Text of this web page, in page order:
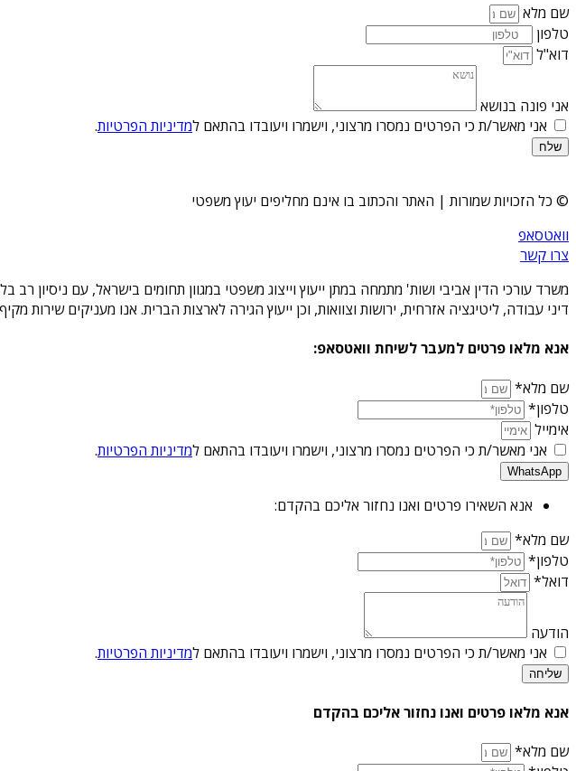
שם מלא
טלפון
דוא"ל
אני פונה בנושא
אני מאשר/ת כי הפרטים נמסרו מרצוני, וישמרו ויעובדו בהתאם למדיניות הפרטיות.
שלח
© כל הזכויות שמורות | האתר והכתוב בו אינם מחליפים יעוץ משפטי
וואטסאפ
צרו קשר
משרד עורכי הדין אביבי ושות' מתמחה במתן ייעוץ וייצוג משפטי במגוון תחומים בישראל, עם ניסיון
דיני עבודה, ליטיגציה אזרחית, ירושות וצוואות, וכן ייעוץ הגירה לארצות הברית. אנו מעניקים
אנא מלאו פרטים למעבר לשיחת וואטסאפ:
שם מלא*
טלפון*
אימייל
אני מאשר/ת כי הפרטים נמסרו מרצוני, וישמרו ויעובדו בהתאם למדיניות הפרטיות.
WhatsApp
אנא השאירו פרטים ואנו נחזור אליכם בהקדם:
שם מלא*
טלפון*
דואל*
הודעה
אני מאשר/ת כי הפרטים נמסרו מרצוני, וישמרו ויעובדו בהתאם למדיניות הפרטיות.
שליחה
אנא מלאו פרטים ואנו נחזור אליכם בהקדם
שם מלא*